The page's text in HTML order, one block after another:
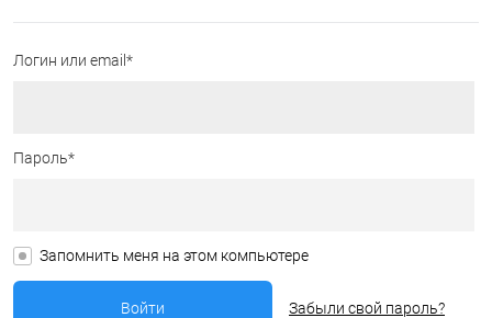
Логин или email*
Пароль*
Запомнить меня на этом компьютере
Забыли свой пароль?